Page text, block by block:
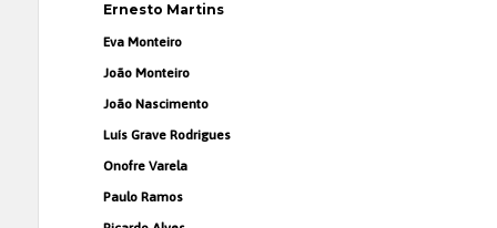
Ernesto Martins
Eva Monteiro
João Monteiro
João Nascimento
Luís Grave Rodrigues
Onofre Varela
Paulo Ramos